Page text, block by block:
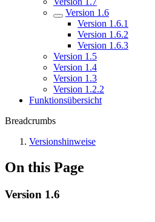
Version 1.6
Version 1.6.1
Version 1.6.2
Version 1.6.3
Version 1.5
Version 1.4
Version 1.3
Version 1.2.2
Funktionsübersicht
Breadcrumbs
Versionshinweise
On this Page
Version 1.6